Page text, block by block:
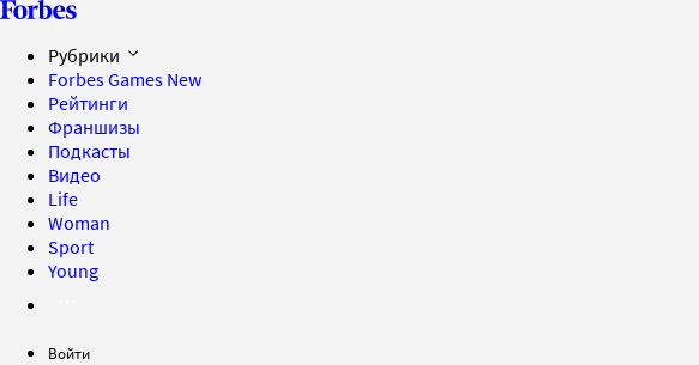
Рубрики
Forbes Games New
Рейтинги
Франшизы
Подкасты
Видео
Life
Woman
Sport
Young
Войти